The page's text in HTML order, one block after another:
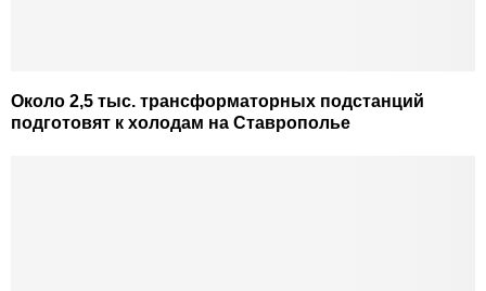
Около 2,5 тыс. трансформаторных подстанций
подготовят к холодам на Ставрополье